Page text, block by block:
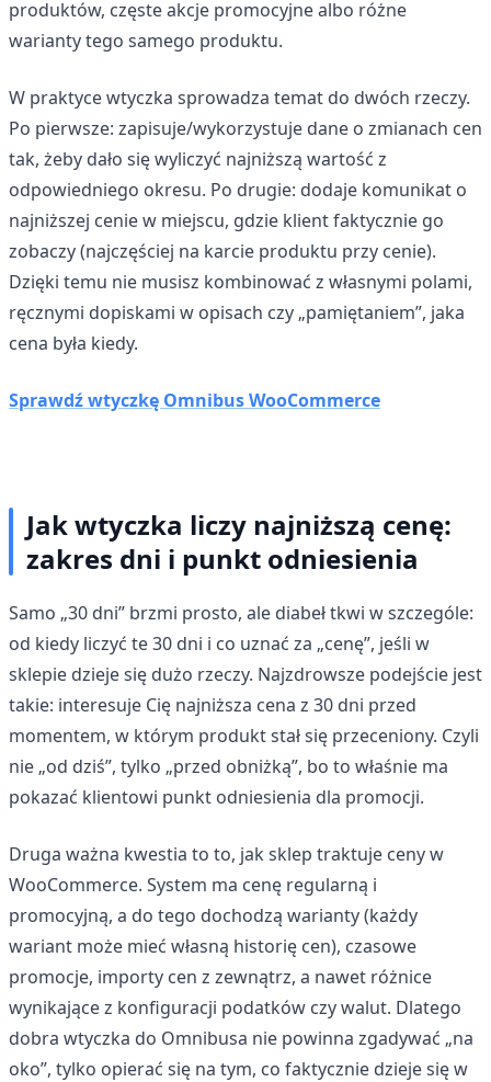
produktów, częste akcje promocyjne albo różne
warianty tego samego produktu.
W praktyce wtyczka sprowadza temat do dwóch rzeczy.
Po pierwsze: zapisuje/wykorzystuje dane o zmianach cen
tak, żeby dało się wyliczyć najniższą wartość z
odpowiedniego okresu. Po drugie: dodaje komunikat o
najniższej cenie w miejscu, gdzie klient faktycznie go
zobaczy (najczęściej na karcie produktu przy cenie).
Dzięki temu nie musisz kombinować z własnymi polami,
ręcznymi dopiskami w opisach czy „pamiętaniem”, jaka
cena była kiedy.
Sprawdź wtyczkę Omnibus WooCommerce
Jak wtyczka liczy najniższą cenę:
zakres dni i punkt odniesienia
Samo „30 dni” brzmi prosto, ale diabeł tkwi w szczególe:
od kiedy liczyć te 30 dni i co uznać za „cenę”, jeśli w
sklepie dzieje się dużo rzeczy. Najzdrowsze podejście jest
takie: interesuje Cię najniższa cena z 30 dni przed
momentem, w którym produkt stał się przeceniony. Czyli
nie „od dziś”, tylko „przed obniżką”, bo to właśnie ma
pokazać klientowi punkt odniesienia dla promocji.
Druga ważna kwestia to to, jak sklep traktuje ceny w
WooCommerce. System ma cenę regularną i
promocyjną, a do tego dochodzą warianty (każdy
wariant może mieć własną historię cen), czasowe
promocje, importy cen z zewnątrz, a nawet różnice
wynikające z konfiguracji podatków czy walut. Dlatego
dobra wtyczka do Omnibusa nie powinna zgadywać „na
oko”, tylko opierać się na tym, co faktycznie dzieje się w